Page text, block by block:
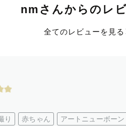
nmさんからのレ
全てのレビューを見る
り 赤ちゃん アートニューボーン